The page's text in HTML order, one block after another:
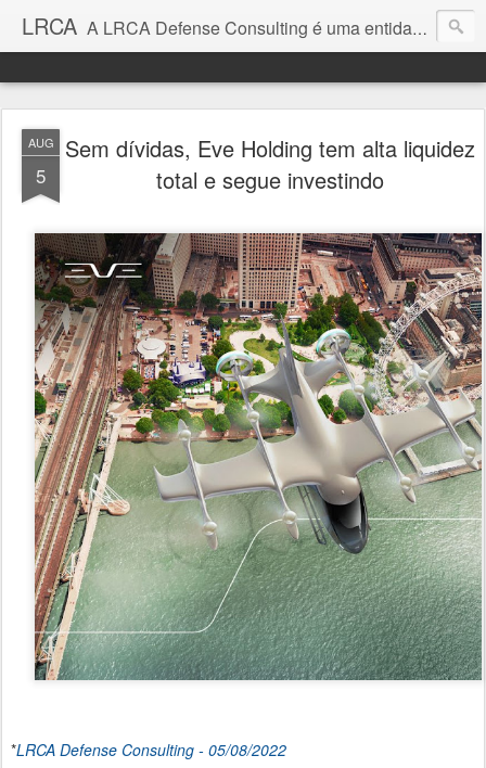
LRCA A LRCA Defense Consulting é uma entidade sem fins lucrativos que se dedica a produzir e divulgar notícias e análises sobre as Empresas de Defesa. Não somos jornalistas e nem este é um blog jornalístico.
AUG
5
Sem dívidas, Eve Holding tem alta liquidez
total e segue investindo
*LRCA Defense Consulting - 05/08/2022